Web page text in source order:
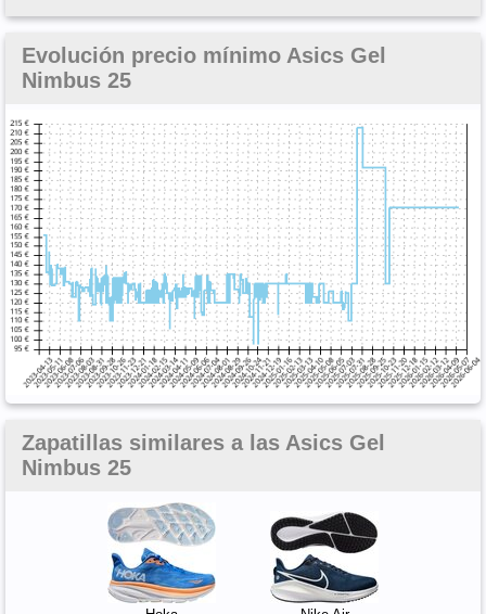
Evolución precio mínimo Asics Gel
Nimbus 25
Zapatillas similares a las Asics Gel
Nimbus 25